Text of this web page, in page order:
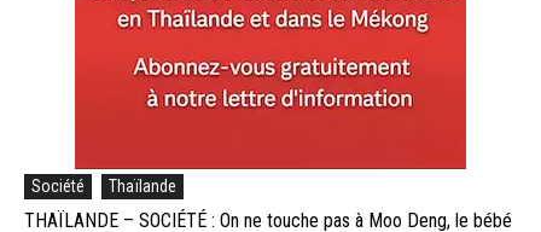
Société Thaïlande
THAÏLANDE – SOCIÉTÉ : On ne touche pas à Moo Deng, le bébé